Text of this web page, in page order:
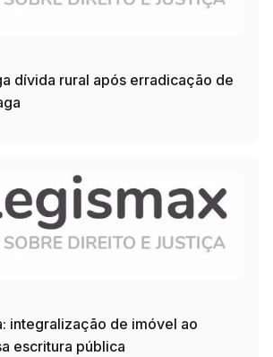
dívida rural após erradicação de
integralização de imóvel ao
escritura pública